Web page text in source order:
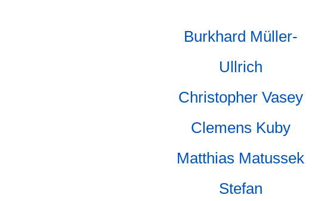
Burkhard Müller-
Ullrich
Christopher Vasey
Clemens Kuby
Matthias Matussek
Stefan